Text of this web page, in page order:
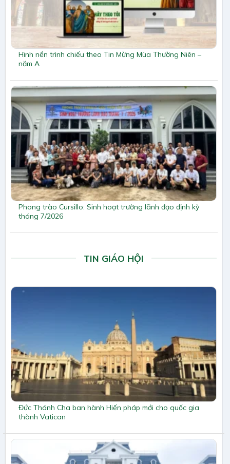
Hình nền trình chiếu theo Tin Mừng Mùa Thường Niên –
năm A
Phong trào Cursillo: Sinh hoạt trường lãnh đạo định kỳ
tháng 7/2026
TIN GIÁO HỘI
Đức Thánh Cha ban hành Hiến pháp mới cho quốc gia
thành Vatican